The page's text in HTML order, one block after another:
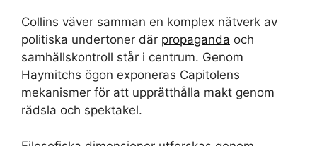
Collins väver samman en komplex nätverk av
politiska undertoner där propaganda och
samhällskontroll står i centrum. Genom
Haymitchs ögon exponeras Capitolens
mekanismer för att upprätthålla makt genom
rädsla och spektakel.